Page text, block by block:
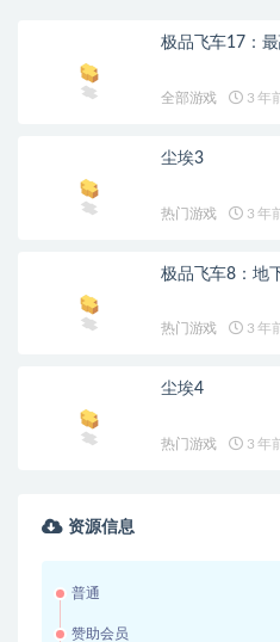
极品飞车17：
全部游戏 3 年
尘埃3
热门游戏 3 年
极品飞车8：地
热门游戏 3 年
尘埃4
热门游戏 3 年
资源信息
普通
赞助会员